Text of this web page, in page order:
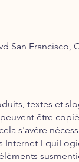
San Francisco,
textes et
être
s'avère
Internet